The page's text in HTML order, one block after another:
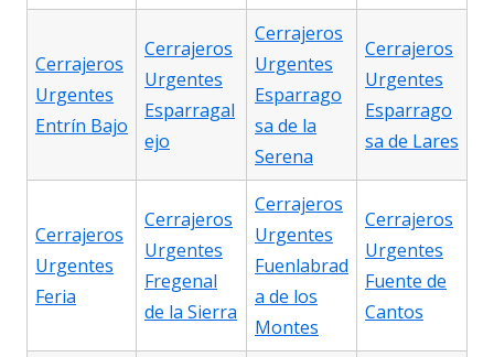
Cerrajeros
Urgentes
Entrín Bajo
Cerrajeros
Urgentes
Esparragal
ejo
Cerrajeros
Urgentes
Esparrago
sa de la
Serena
Cerrajeros
Urgentes
Esparrago
sa de Lares
Cerrajeros
Urgentes
Feria
Cerrajeros
Urgentes
Fregenal
de la Sierra
Cerrajeros
Urgentes
Fuenlabrad
a de los
Montes
Cerrajeros
Urgentes
Fuente de
Cantos